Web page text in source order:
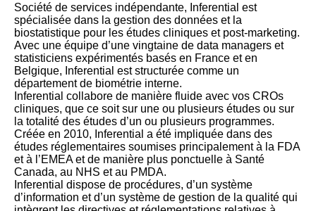
Société de services indépendante, Inferential est
spécialisée dans la gestion des données et la
biostatistique pour les études cliniques et post-marketing.
Avec une équipe d’une vingtaine de data managers et
statisticiens expérimentés basés en France et en
Belgique, Inferential est structurée comme un
département de biométrie interne.
Inferential collabore de manière fluide avec vos CROs
cliniques, que ce soit sur une ou plusieurs études ou sur
la totalité des études d’un ou plusieurs programmes.
Créée en 2010, Inferential a été impliquée dans des
études réglementaires soumises principalement à la FDA
et à l’EMEA et de manière plus ponctuelle à Santé
Canada, au NHS et au PMDA.
Inferential dispose de procédures, d’un système
d’information et d’un système de gestion de la qualité qui